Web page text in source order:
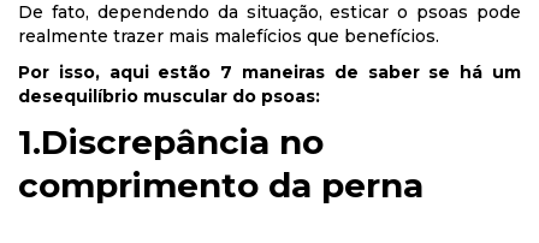
De fato, dependendo da situação, esticar o psoas pode
realmente trazer mais malefícios que benefícios.
Por isso, aqui estão 7 maneiras de saber se há um
desequilíbrio muscular do psoas:
1.Discrepância no
comprimento da perna